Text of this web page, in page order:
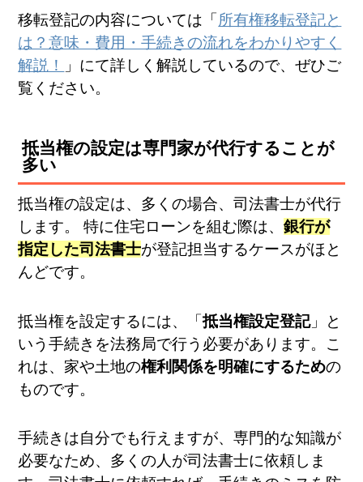
移転登記の内容については「 所有権移転登記と
は？意味・費用・手続きの流れをわかりやすく
解説！
」にて詳しく解説しているので、ぜひご
覧ください。
抵当権の設定は専門家が代行することが
多い
抵当権の設定は、多くの場合、司法書士が代行
します。 特に住宅ローンを組む際は、銀行が
指定した司法書士が登記担当するケースがほと
んどです。
抵当権を設定するには、「抵当権設定登記」と
いう手続きを法務局で行う必要があります。こ
れは、家や土地の権利関係を明確にするための
ものです。
手続きは自分でも行えますが、専門的な知識が
必要なため、多くの人が司法書士に依頼しま